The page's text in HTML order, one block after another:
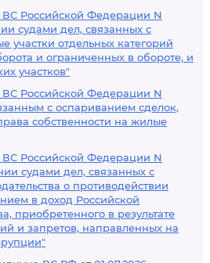
ВС Российской Федерации N
судами дел, связанных с
участки отдельных категорий
и ограниченных в обороте, и
участков"
ВС Российской Федерации N
с оспариванием сделок,
собственности на жилые
ВС Российской Федерации N
судами дел, связанных с
о противодействии
в доход Российской
приобретенного в результате
и запретов, направленных на